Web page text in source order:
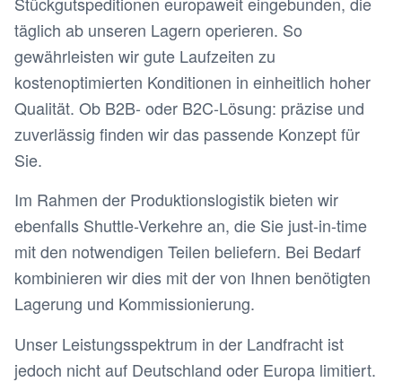
täglich ab unseren Lagern operieren. So
gewährleisten wir gute Laufzeiten zu
kostenoptimierten Konditionen in einheitlich hoher
Qualität. Ob B2B- oder B2C-Lösung: präzise und
zuverlässig finden wir das passende Konzept für
Sie.
Im Rahmen der Produktionslogistik bieten wir
ebenfalls Shuttle-Verkehre an, die Sie just-in-time
mit den notwendigen Teilen beliefern. Bei Bedarf
kombinieren wir dies mit der von Ihnen benötigten
Lagerung und Kommissionierung.
Unser Leistungsspektrum in der Landfracht ist
jedoch nicht auf Deutschland oder Europa limitiert.